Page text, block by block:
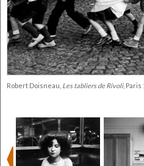
Robert Doisneau, Les tabliers de Rivoli,